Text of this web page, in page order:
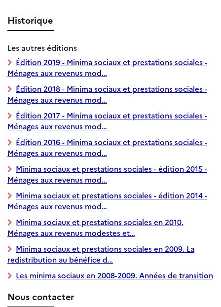
Historique
Les autres éditions
Édition 2019 - Minima sociaux et prestations sociales -
Ménages aux revenus mod…
Édition 2018 - Minima sociaux et prestations sociales -
Ménages aux revenus mod…
Édition 2017 - Minima sociaux et prestations sociales -
Ménages aux revenus mod…
Édition 2016 - Minima sociaux et prestations sociales -
Ménages aux revenus mod…
Minima sociaux et prestations sociales - édition 2015 -
Ménages aux revenus mod…
Minima sociaux et prestations sociales - édition 2014 -
Ménages aux revenus mod…
Minima sociaux et prestations sociales en 2010.
Ménages aux revenus modestes et…
Minima sociaux et prestations sociales en 2009. La
redistribution au bénéfice d…
Les minima sociaux en 2008-2009. Années de transition
Nous contacter